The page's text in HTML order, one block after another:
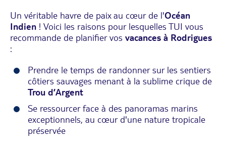
Un véritable havre de paix au cœur de l'Océan
Indien ! Voici les raisons pour lesquelles TUI vous
recommande de planifier vos vacances à Rodrigues
:
Prendre le temps de randonner sur les sentiers
côtiers sauvages menant à la sublime crique de
Trou d’Argent
Se ressourcer face à des panoramas marins
exceptionnels, au cœur d'une nature tropicale
préservée